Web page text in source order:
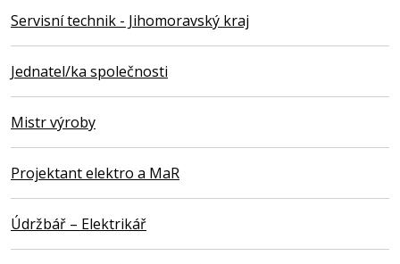
Servisní technik - Jihomoravský kraj
Jednatel/ka společnosti
Mistr výroby
Projektant elektro a MaR
Údržbář – Elektrikář